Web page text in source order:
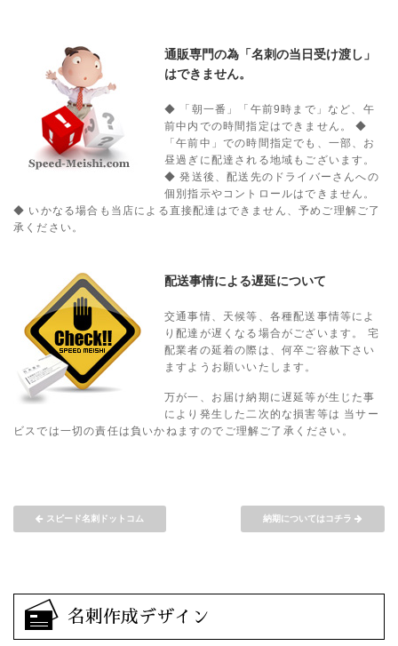
通販専門の為「名刺の当日受け渡し」
はできません。
◆ 「朝一番」「午前9時まで」など、午
前中内での時間指定はできません。
◆
「午前中」での時間指定でも、一部、お
昼過ぎに配達される地域もございます。
◆ 発送後、配送先のドライバーさんへの
個別指示やコントロールはできません。
◆ いかなる場合も当店による直接配達はできません、予めご理解ご了
承ください。
配送事情による遅延について
交通事情、天候等、各種配送事情等によ
り配達が遅くなる場合がございます。
宅
配業者の延着の際は、何卒ご容赦下さい
ますようお願いいたします。
万が一、お届け納期に遅延等が生じた事
により発生した二次的な損害等は 当サー
ビスでは一切の責任は負いかねますのでご理解ご了承ください。
スピード名刺ドットコム 納期についてはコチラ
名刺作成デザイン